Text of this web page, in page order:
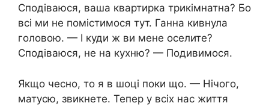
Сподіваюся, ваша квартирка трикімнатна? Бо
всі ми не помістимося тут. Ганна кивнула
головою. — І куди ж ви мене оселите?
Сподіваюся, не на кухню? — Подивимося.
Якщо чесно, то я в шоці поки що. — Нічого,
матусю, звикнете. Тепер у всіх нас життя